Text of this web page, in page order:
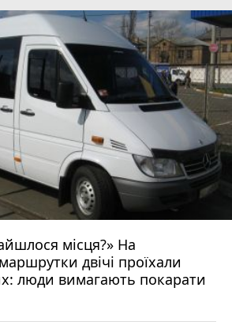
місця?» На
двічі проїхали
люди вимагають покарати